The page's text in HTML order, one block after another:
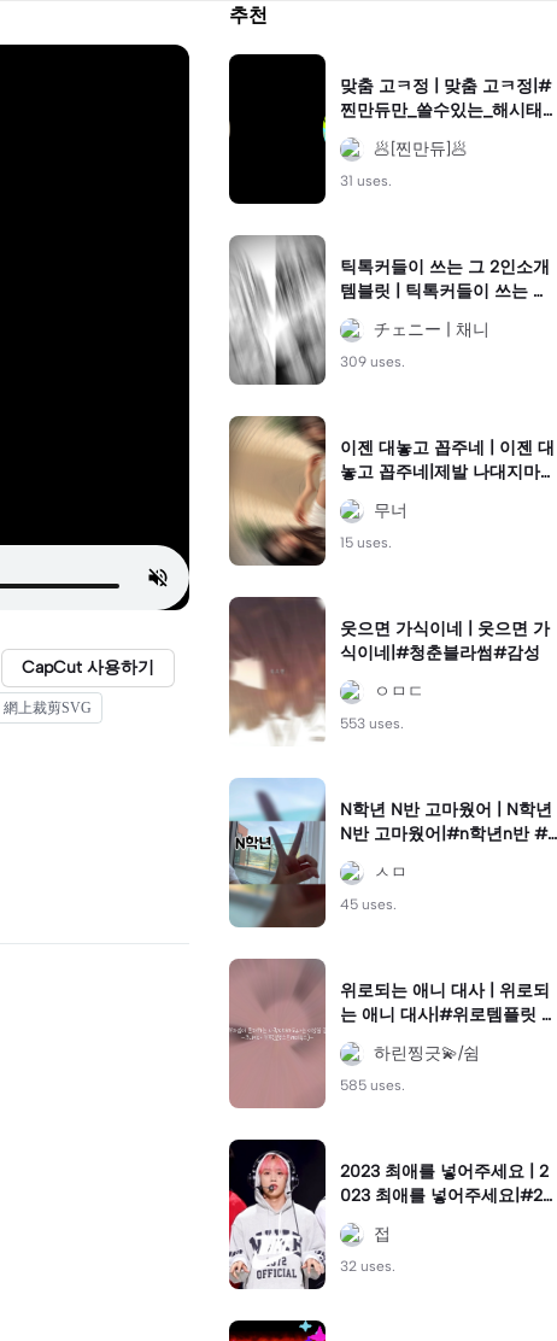
CapCut 사용하기
網上裁剪SVG
추천
맞춤 고ㅋ정 | 맞춤 고ㅋ정|#
찐만듀만_쓸수있는_해시태
그
🥟[찐만듀]🥟
31 uses.
틱톡커들이 쓰는 그 2인소개
템블릿 | 틱톡커들이 쓰는 그
2인소개템블릿|#2인#2인소
개#2인템플릿 #2인소개템
플릿 #반전#반전템블릿#추
チェニー | 채니
309 uses.
이젠 대놓고 꼽주네 | 이젠 대
놓고 꼽주네|제발 나대지마
이런말 니네 한테 한적은 없
는데 개같단다 ?
무너
15 uses.
웃으면 가식이네 | 웃으면 가
식이네|#청춘블라썸#감성
ㅇㅁㄷ
553 uses.
N학년 N반 고마웠어 | N학년
N반 고마웠어|#n학년n반 #
고마웠어 #추천떠라
ㅅㅁ
45 uses.
위로되는 애니 대사 | 위로되
는 애니 대사|#위로템플릿 #
애니 #추처언 #관리자님사
랑해요추천좀띄워주세요 #
노가다템플릿
하린찡긋💫/쉼
585 uses.
2023 최애를 넣어주세요 | 2
023 최애를 넣어주세요|#20
23년정리 #김선우 #존재만
으로 #더보이즈 #선우
접
32 uses.